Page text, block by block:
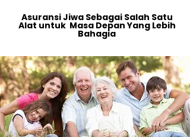
Asuransi Jiwa Sebagai Salah Satu
Alat untuk Masa Depan Yang Lebih
Bahagia